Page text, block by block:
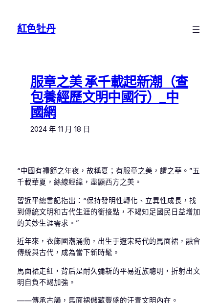
紅色牡丹
服章之美 承千載起新潮（查
包養經歷文明中國行）_中
國網
2024 年 11 月 18 日
“中國有禮節之年夜，故稱夏；有服章之美，謂之華。”五
千載華夏，絲線經緯，盡顯西方之美。
習近平總書記指出：“保持發明性轉化、立異性成長，找
到傳統文明和古代生涯的銜接點，不竭知足國民日益增加
的美妙生涯需求。”
近年來，衣飾國潮涌動，出生于遼宋時代的馬面裙，融會
傳統與古代，成為當下新時髦。
馬面裙走紅，背后是耐久彌新的平易近族聰明，折射出文
明自負不竭加強。
——傳承古韻，馬面裙儲藏豐盛的汗青文明內在。